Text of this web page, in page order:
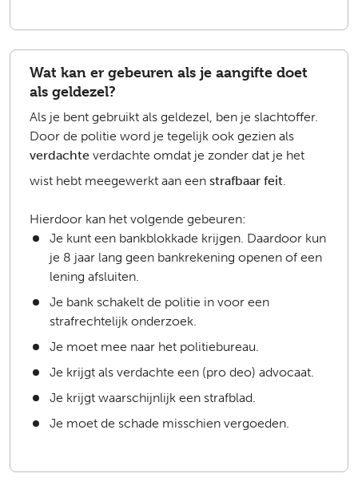
Wat kan er gebeuren als je aangifte doet
als geldezel?
Als je bent gebruikt als geldezel, ben je slachtoffer.
Door de politie word je tegelijk ook gezien als
verdachte verdachte omdat je zonder dat je het
wist hebt meegewerkt aan een strafbaar feit.
Hierdoor kan het volgende gebeuren:
Je kunt een bankblokkade krijgen. Daardoor kun
je 8 jaar lang geen bankrekening openen of een
lening afsluiten.
Je bank schakelt de politie in voor een
strafrechtelijk onderzoek.
Je moet mee naar het politiebureau.
Je krijgt als verdachte een (pro deo) advocaat.
Je krijgt waarschijnlijk een strafblad.
Je moet de schade misschien vergoeden.